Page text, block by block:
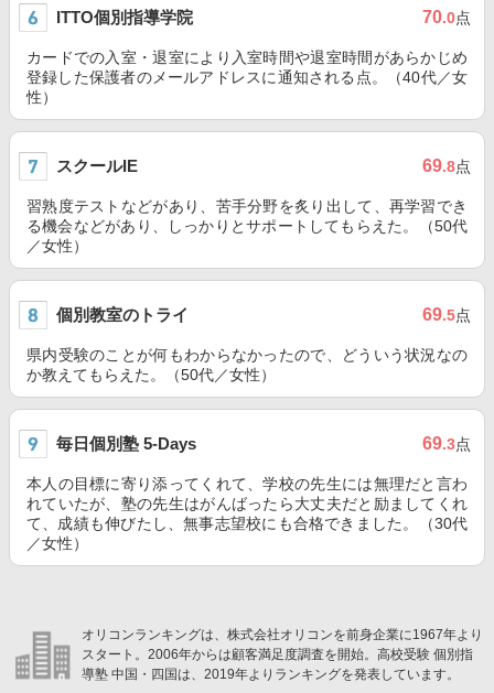
ITTO個別指導学院 70.0点
カードでの入室・退室により入室時間や退室時間があらかじめ
登録した保護者のメールアドレスに通知される点。（40代／女
性）
スクールIE 69.8点
習熟度テストなどがあり、苦手分野を炙り出して、再学習でき
る機会などがあり、しっかりとサポートしてもらえた。（50代
／女性）
個別教室のトライ 69.5点
県内受験のことが何もわからなかったので、どういう状況なの
か教えてもらえた。（50代／女性）
毎日個別塾 5-Days 69.3点
本人の目標に寄り添ってくれて、学校の先生には無理だと言わ
れていたが、塾の先生はがんばったら大丈夫だと励ましてくれ
て、成績も伸びたし、無事志望校にも合格できました。（30代
／女性）
オリコンランキングは、株式会社オリコンを前身企業に1967年より
スタート。2006年からは顧客満足度調査を開始。高校受験 個別指
導塾 中国・四国は、2019年よりランキングを発表しています。